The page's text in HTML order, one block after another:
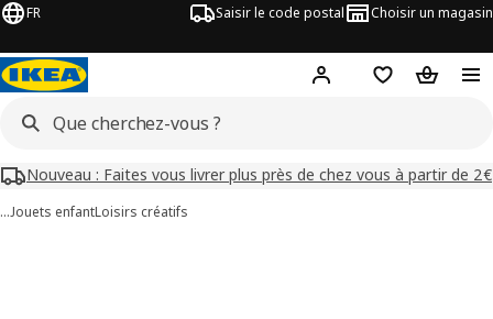
FR Saisir le code postal Choisir un magasin
Mon compteFavorisPanier
Nouveau : Faites vous livrer plus près de chez vous à partir de 2€
…Jouets enfantLoisirs créatifs